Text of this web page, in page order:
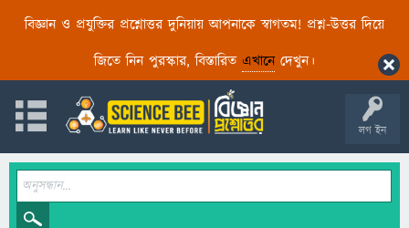
বিজ্ঞান ও প্রযুক্তির প্রশ্নোত্তর দুনিয়ায় আপনাকে স্বাগতম! প্রশ্ন-উত্তর দিয়ে
জিতে নিন পুরস্কার, বিস্তারিত এখানেদেখুন।
লগ ইন